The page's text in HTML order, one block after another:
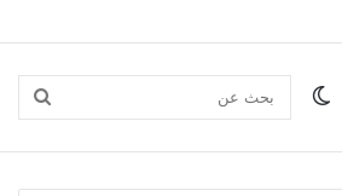
بحث الوضع